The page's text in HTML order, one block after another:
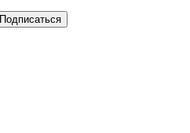
Подписаться